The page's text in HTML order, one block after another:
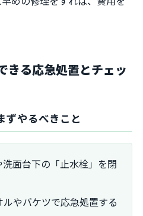
きる応急処置とチェッ
ずやるべきこと
面台下の「止水栓」を閉
やバケツで応急処置する